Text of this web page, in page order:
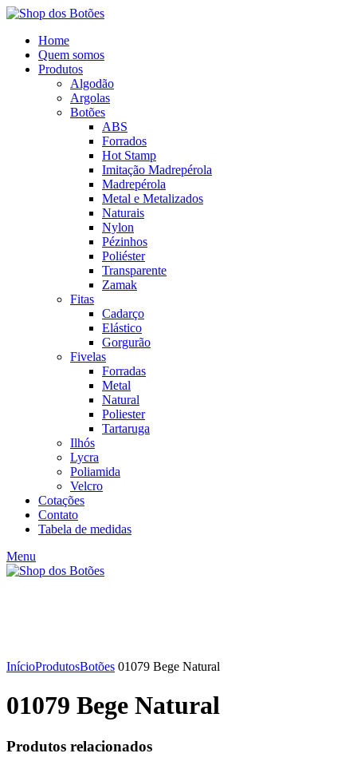
Home
Quem somos
Produtos
Algodão
Argolas
Botões
ABS
Forrados
Hot Stamp
Imitação Madrepérola
Madrepérola
Metal e Metalizados
Naturais
Nylon
Pézinhos
Poliéster
Transparente
Zamak
Fitas
Cadarço
Elástico
Gorgurão
Fivelas
Forradas
Metal
Natural
Poliester
Tartaruga
Ilhós
Lycra
Poliamida
Velcro
Cotações
Contato
Tabela de medidas
Menu
InícioProdutosBotões 01079 Bege Natural
01079 Bege Natural
Produtos relacionados